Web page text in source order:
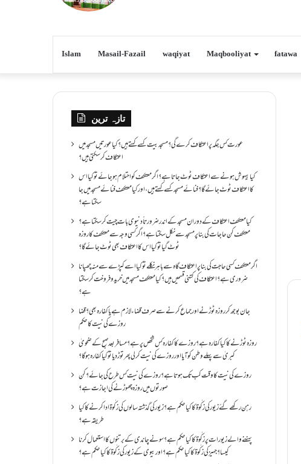
Islam Masail-Fazail waqiyat Maqbooliyat fatawa
تازہ ترین
عورت کس جگہ پر اعتکاف کرے گی؟مسجد بیت کسے کہتے ہیں؟کیا عورتیں مسجد میں
اعتکاف کر سکتی ہیں؟
کیا بیہوش ہونے سے اعتکاف ٹوٹ جاتا ہے؟ اگر معتکف کو احتلام ہو جائے تو کیا اس
کا اعتکاف ٹوٹ جائے گا؟فنائے مسجد کسے کہتے ہیں ، اور کیا معتکف فنائے مسجد میں جا
سکتا ہے؟
کیا معتکف اعتکاف کے دوران مسجد کے اندر ضرورتاً دنیوی بات چیت کر سکتا ہے؟
معتکف کن حاجات کی بنا پر مسجد سے نکل سکتا ہے؟ اگر کسی وجہ سے معتکف کا روزہ
ٹوٹ گیا تو کیا اس کا اعتکاف بھی ٹوٹ جائے گا؟
اگر معتکف کسی حاجت کی بنا پر اعتکاف گاہ سے باہر نکلے تو کیا اسے کپڑے سے منہ چھپانا
ضروری ہے؟اعتکاف کی کتنی قسمیں ہیں؟کیا معتکف مسجد میں خرید و فروخت کر سکتا
ہے؟
جان بوجھ کر روزہ ٹوڑنے اور جماع کرنے سے صرف قضاء لازم ہے یا کفارہ بھی؟ قضا
روزے کی نیت کا حکم
روزہ ٹوڑنے کا کیا کفارہ ہے؟روزے کا کفارہ کس شخص پر ہے؟ مسافر بعد صبح کے ضحویٰ
کبریٰ سے پہلے وطن کو آیا اور روزے کی نیت کر لی پھر توڑ دیا تو کیا کفارہ ہو گا؟
روزے کی نیت کا وقت کب تک ہوتا ہے؟ روزے کی نیت کس طرح کی جائے؟ کن
صورتوں میں روزہ چھوڑنے کی اجازت ہے؟
رہن رکھے گئے زیور کی زکٰوۃ کا کیا حکم ہے؟زیور کی گذشتہ سالوں کی زکٰوۃ ادا کرنے کا کیا
طریقہ ہے؟
پہننے والے زیورات پر زکٰوۃ کا کیا حکم ہے؟ سونے چاندی کے برتنوں کا استعمال کرنا
کیسا؟ جہیز کی زکٰوۃ کا کیا حکم ہے؟ اور بیوی کے زیور کی زکٰوۃ کا کیا حکم ہے؟